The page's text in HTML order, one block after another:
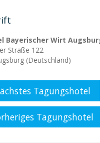
Bayerischer Wirt
Straße 122
(Deutschland)
Tagungshotel
Tagungshotel